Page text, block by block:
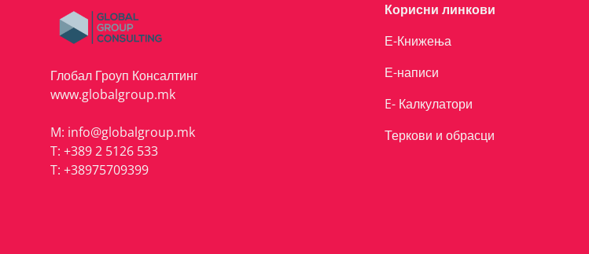
Глобал Гроуп Консалтинг
www.globalgroup.mk
M: info@globalgroup.mk
T: +389 2 5126 533
T: +38975709399
Корисни линкови
Е-Книжења
Е-написи
E- Калкулатори
Теркови и обрасци